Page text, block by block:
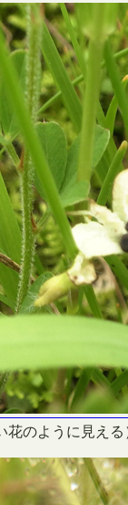
花のように見える